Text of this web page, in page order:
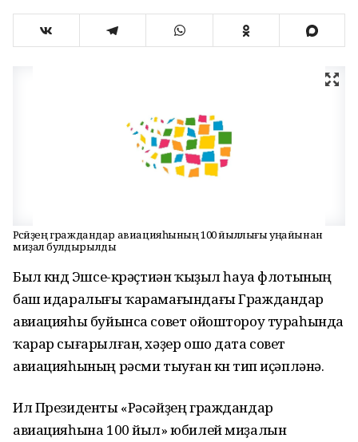
Рәсәйҙең граждандар авиацияһының 100 йыллығы уңайынан
миҙал булдырылды
Был көндө Эшсе-крәҫтиән ҡыҙыл һауа флотының
баш идаралығы ҡарамағындағы Граждандар
авиацияһы буйынса совет ойоштороу тураһында
ҡарар сығарылған, хәҙер ошо дата совет
авиацияһының рәсми тыуған көнө тип иҫәпләнә.
Ил Президенты «Рәсәйҙең граждандар
авиацияһына 100 йыл» юбилей миҙалын